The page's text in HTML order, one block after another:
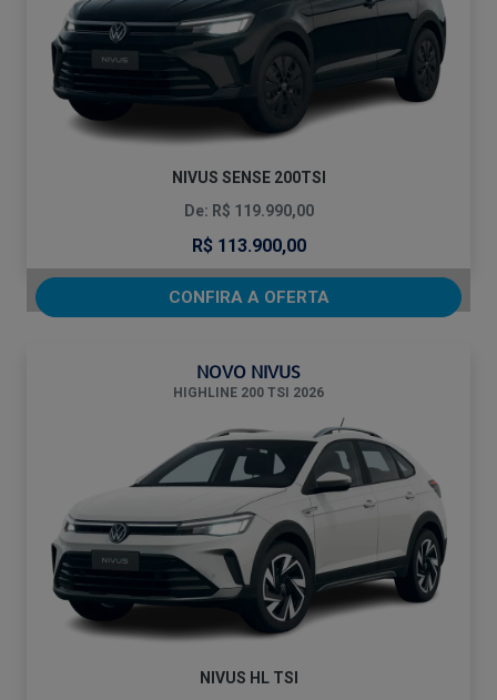
NIVUS SENSE 200TSI
De: R$ 119.990,00
R$ 113.900,00
CONFIRA A OFERTA
NOVO NIVUS
HIGHLINE 200 TSI 2026
NIVUS HL TSI